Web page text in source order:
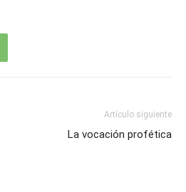
Artículo siguiente
La vocación profética